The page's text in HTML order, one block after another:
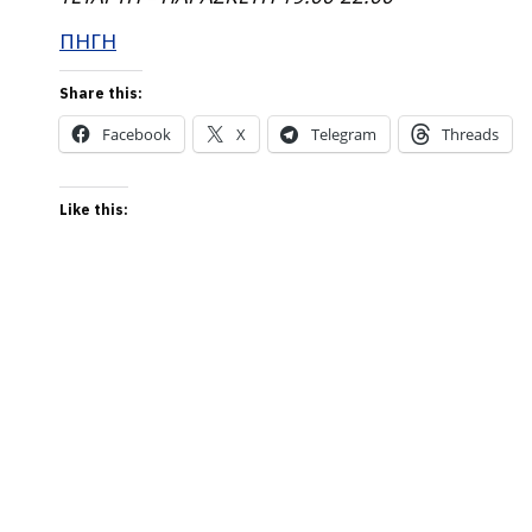
ΠΗΓΗ
Share this:
Facebook X Telegram Threads
Like this: